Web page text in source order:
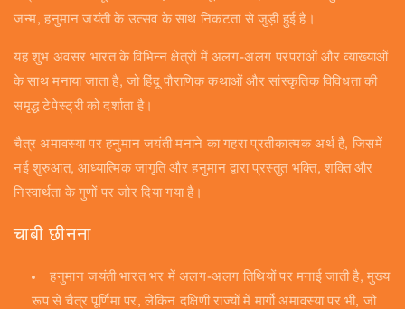
जन्म, हनुमान जयंती के उत्सव के साथ निकटता से जुड़ी हुई है।
यह शुभ अवसर भारत के विभिन्न क्षेत्रों में अलग-अलग परंपराओं और व्याख्याओं
के साथ मनाया जाता है, जो हिंदू पौराणिक कथाओं और सांस्कृतिक विविधता की
समृद्ध टेपेस्ट्री को दर्शाता है।
चैत्र अमावस्या पर हनुमान जयंती मनाने का गहरा प्रतीकात्मक अर्थ है, जिसमें
नई शुरुआत, आध्यात्मिक जागृति और हनुमान द्वारा प्रस्तुत भक्ति, शक्ति और
निस्वार्थता के गुणों पर जोर दिया गया है।
चाबी छीनना
हनुमान जयंती भारत भर में अलग-अलग तिथियों पर मनाई जाती है, मुख्य
रूप से चैत्र पूर्णिमा पर, लेकिन दक्षिणी राज्यों में मार्गो अमावस्या पर भी, जो